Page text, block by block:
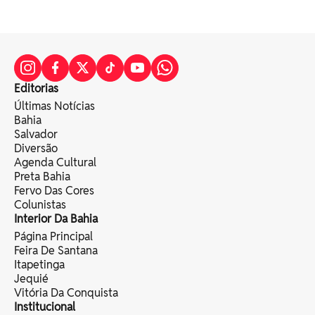
Editorias
Últimas Notícias
Bahia
Salvador
Diversão
Agenda Cultural
Preta Bahia
Fervo Das Cores
Colunistas
Interior Da Bahia
Página Principal
Feira De Santana
Itapetinga
Jequié
Vitória Da Conquista
Institucional